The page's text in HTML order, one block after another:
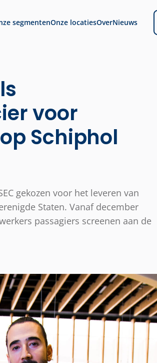
segmentenOnze locatiesOverNieuws
voor
Schiphol
gekozen voor het leveren van
Staten. Vanaf december
passagiers screenen aan de